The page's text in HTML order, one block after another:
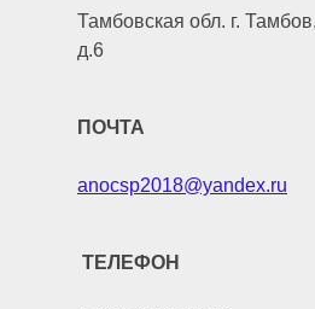
Тамбовская обл. г.
д.6
ПОЧТА
anocsp2018@yandex.ru
ТЕЛЕФОН